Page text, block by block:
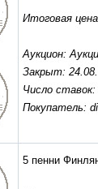
Итоговая
Аукцион:
Закрыт:
Число ставок:
Покупатель:
5 пенни